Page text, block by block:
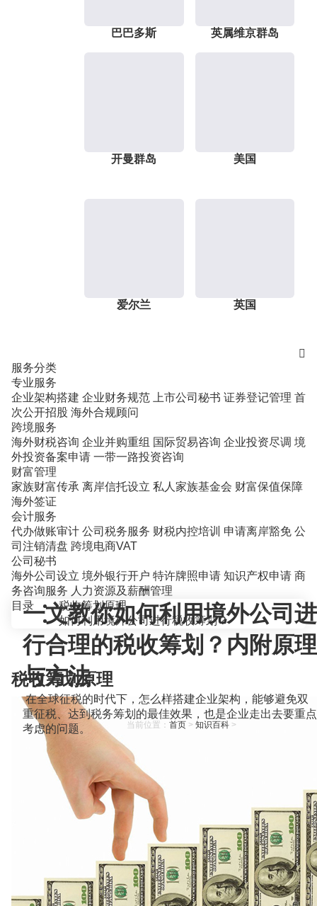
巴巴多斯 英属维京群岛
开曼群岛 美国
爱尔兰 英国

服务分类
专业服务
企业架构搭建 企业财务规范 上市公司秘书 证券登记管理 首
次公开招股 海外合规顾问
跨境服务
海外财税咨询 企业并购重组 国际贸易咨询 企业投资尽调 境
外投资备案申请 一带一路投资咨询
财富管理
家族财富传承 离岸信托设立 私人家族基金会 财富保值保障
海外签证
会计服务
代办做账审计 公司税务服务 财税内控培训 申请离岸豁免 公
司注销清盘 跨境电商VAT
公司秘书
海外公司设立 境外银行开户 特许牌照申请 知识产权申请 商
务咨询服务 人力资源及薪酬管理
当前位置： 首页> 知识百科>
一文教你如何利用境外公司进
行合理的税收筹划？内附原理
与方法
在全球征税的时代下，怎么样搭建企业架构，能够避免双
重征税、达到税务筹划的最佳效果，也是企业走出去要重点
考虑的问题。
目录
税收筹划原理
如何利用境外公司进行税收筹划？
税收筹划原理